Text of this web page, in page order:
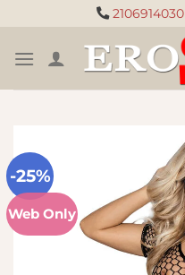
περιεχόμενο
2106914030
-25%
Web Only